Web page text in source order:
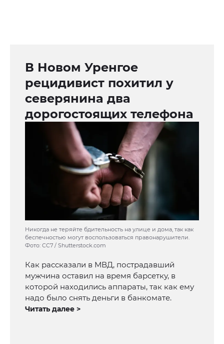
В Новом Уренгое
рецидивист похитил у
северянина два
дорогостоящих телефона
Никогда не теряйте бдительность на улице и дома, так как
беспечностью могут воспользоваться правонарушители.
Фото: CC7 / Shutterstock.com
Как рассказали в МВД, пострадавший
мужчина оставил на время барсетку, в
которой находились аппараты, так как ему
надо было снять деньги в банкомате.
Читать далее >